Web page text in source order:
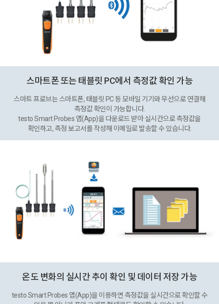
스마트폰 또는 태블릿 PC에서 측정값 확인 가능
스마트 프로브는 스마트폰, 태블릿 PC 등 모바일 기기와 무선으로 연결해
측정값 확인이 가능합니다.
testo Smart Probes 앱(App)을 다운로드 받아 실시간으로 측정값을
확인하고, 측정 보고서를 작성해 이메일로 발송할 수 있습니다.
온도 변화의 실시간 추이 확인 및 데이터 저장 가능
testo Smart Probes 앱(App)을 이용하면 측정값을 실시간으로 확인할 수